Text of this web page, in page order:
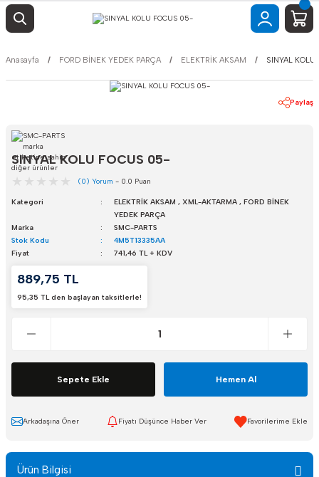
Anasayfa FORD BİNEK YEDEK PARÇA ELEKTRİK AKSAM SINYAL
Paylaş
SINYAL KOLU FOCUS 05-
(0) Yorum - 0.0 Puan
Kategori ELEKTRİK AKSAM , XML-AKTARMA , FORD BİNEK
YEDEK PARÇA
Marka
SMC-PARTS
Stok Kodu
4M5T13335AA
Fiyat
741,46 TL + KDV
889,75 TL
95,35 TL den başlayan taksitlerle!
Sepete Ekle Hemen Al
Arkadaşına Öner Fiyatı Düşünce Haber Ver
Ürün Bilgisi